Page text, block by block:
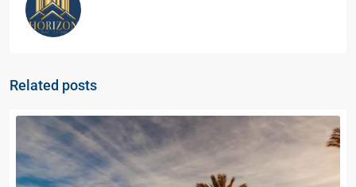
Related posts